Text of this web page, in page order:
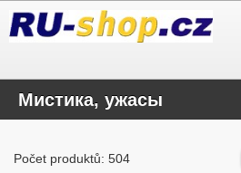
Мистика, ужасы
Počet produktů: 504